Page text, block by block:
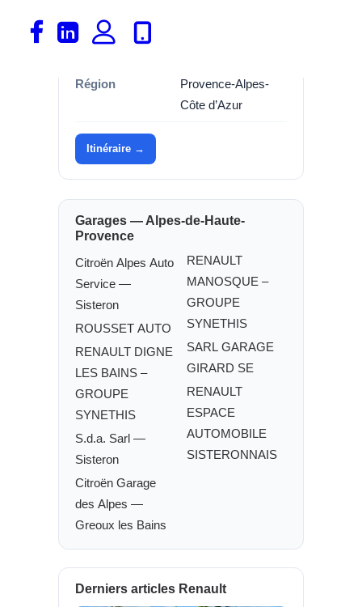
Département
Région
Provence-Alpes-
Côte d’Azur
Itinéraire →
Garages — Alpes-de-Haute-
Provence
Citroën Alpes Auto
Service —
Sisteron
ROUSSET AUTO
RENAULT DIGNE
LES BAINS –
GROUPE
SYNETHIS
S.d.a. Sarl —
Sisteron
Citroën Garage
des Alpes —
Greoux les Bains
RENAULT
MANOSQUE –
GROUPE
SYNETHIS
SARL GARAGE
GIRARD SE
RENAULT
ESPACE
AUTOMOBILE
SISTERONNAIS
Derniers articles Renault